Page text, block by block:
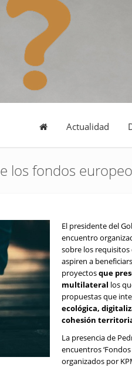
Actualidad
los fondos
El presidente del
encuentro
sobre los
aspiren a
proyectosque
multilateral los
propuestas que
ecológica,
cohesión
La presencia de
encuentros
organizados por